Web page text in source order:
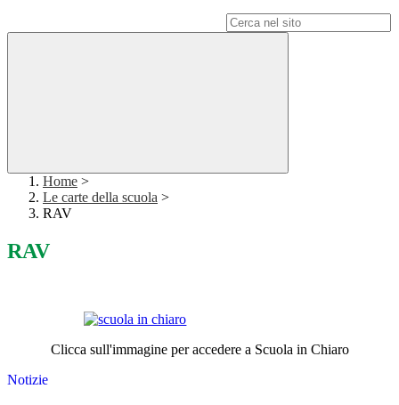
Home >
Le carte della scuola >
RAV
RAV
Clicca sull'immagine per accedere a Scuola in Chiaro
Notizie